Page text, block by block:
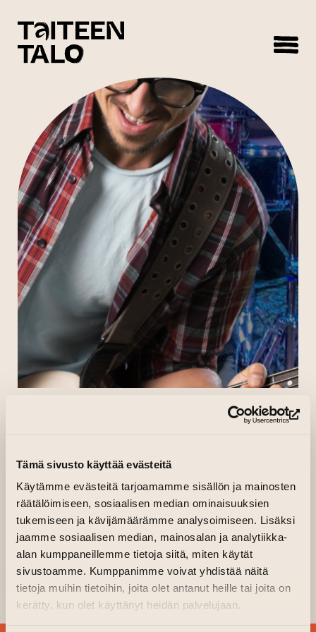
Tämä sivusto käyttää evästeitä
Käytämme evästeitä tarjoamamme sisällön ja mainosten
räätälöimiseen, sosiaalisen median ominaisuuksien
tukemiseen ja kävijämäärämme analysoimiseen. Lisäksi
jaamme sosiaalisen median, mainosalan ja analytiikka-
alan kumppaneillemme tietoja siitä, miten käytät
sivustoamme. Kumppanimme voivat yhdistää näitä
tietoja muihin tietoihin, joita olet antanut heille tai joita on
kerätty, kun olet käyttänyt heidän palvelujaan.
ROOTS-JAMMING
ROOTS-JAMMING
15.06.2023 kl. 19.00—22.00
06.07.2023 kl. 19.00—22.00
20.07.2023 kl. 19.00—22.00
Courtyard